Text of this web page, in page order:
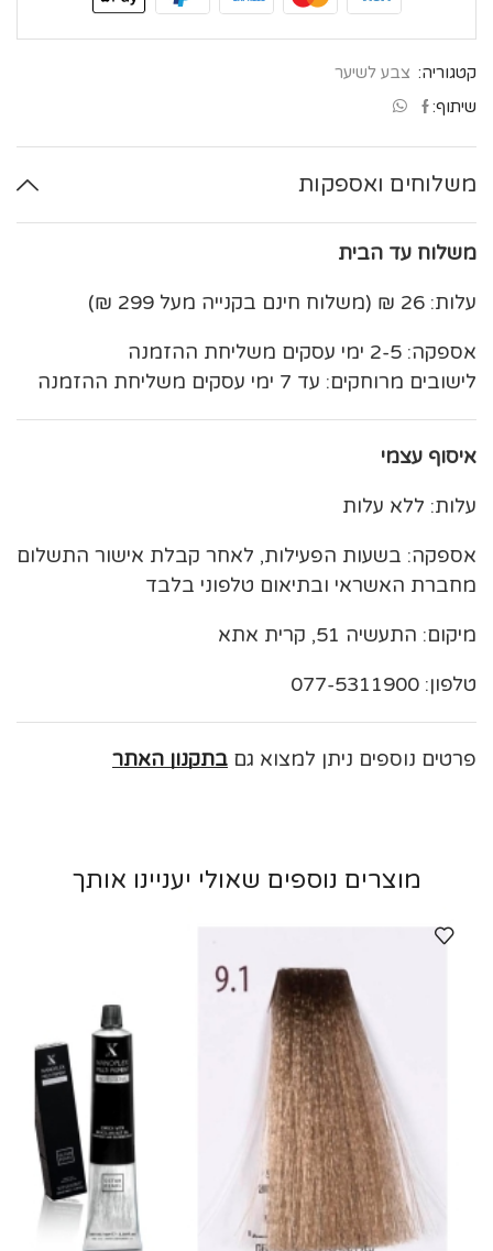
קטגוריה: צבע לשיער
שיתוף:
משלוחים ואספקות
משלוח עד הבית
עלות: 26 ₪ (משלוח חינם בקנייה מעל 299 ₪)
אספקה: 2-5 ימי עסקים משליחת ההזמנה
לישובים מרוחקים: עד 7 ימי עסקים משליחת ההזמנה
איסוף עצמי
עלות: ללא עלות
אספקה: בשעות הפעילות, לאחר קבלת אישור התשלום
מחברת האשראי ובתיאום טלפוני בלבד
מיקום: התעשיה 51, קרית אתא
טלפון: 077-5311900
פרטים נוספים ניתן למצוא גם בתקנון האתר
מוצרים נוספים שאולי יעניינו אותך